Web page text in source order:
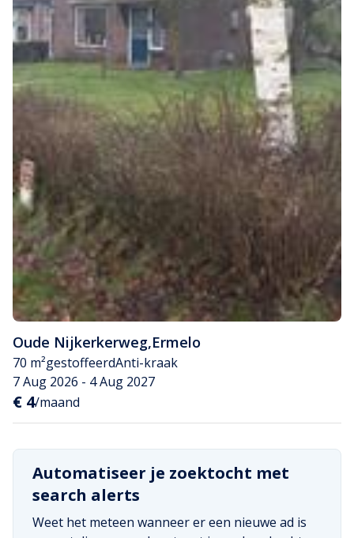
Oude Nijkerkerweg,Ermelo
70 m²gestoffeerdAnti-kraak
7 Aug 2026 - 4 Aug 2027
€ 4/maand
Automatiseer je zoektocht met
search alerts
Weet het meteen wanneer er een nieuwe ad is